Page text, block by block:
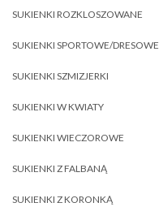
SUKIENKI ROZKLOSZOWANE
SUKIENKI SPORTOWE/DRESOWE
SUKIENKI SZMIZJERKI
SUKIENKI W KWIATY
SUKIENKI WIECZOROWE
SUKIENKI Z FALBANĄ
SUKIENKI Z KORONKĄ